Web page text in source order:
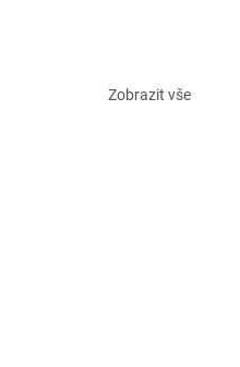
Zobrazit vše